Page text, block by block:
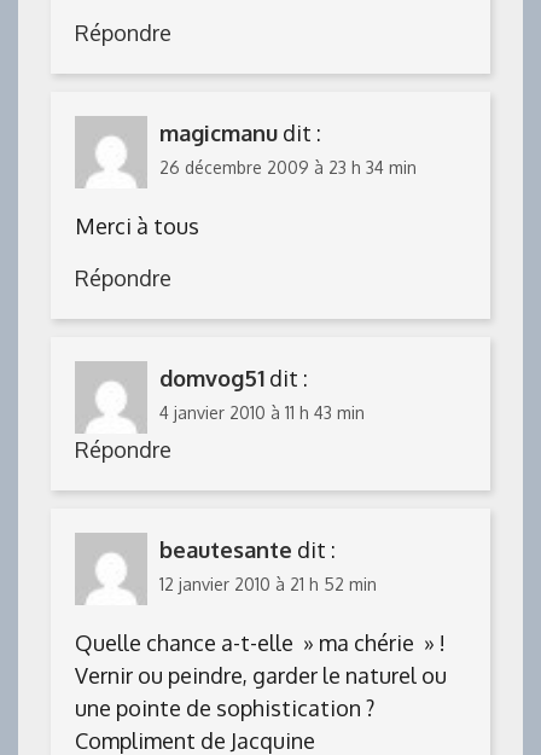
Répondre
magicmanu dit :
26 décembre 2009 à 23 h 34 min
Merci à tous
Répondre
domvog51 dit :
4 janvier 2010 à 11 h 43 min
Répondre
beautesante dit :
12 janvier 2010 à 21 h 52 min
Quelle chance a-t-elle » ma chérie » !
Vernir ou peindre, garder le naturel ou
une pointe de sophistication ?
Compliment de Jacquine